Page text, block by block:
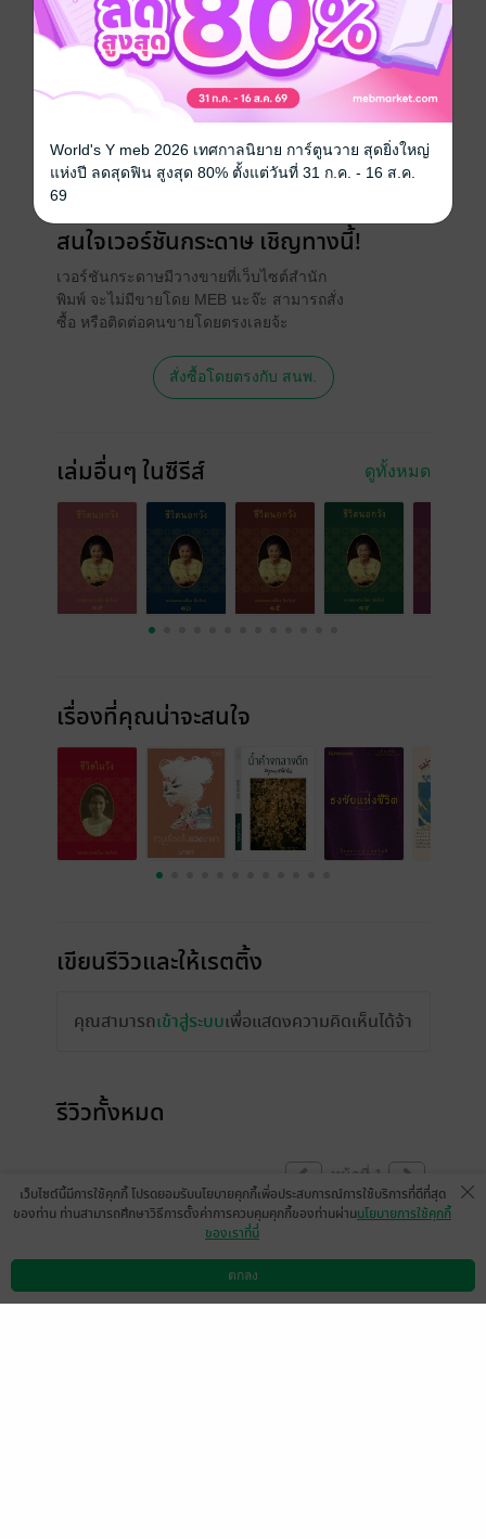
ซีรีส์ ชีวิตนอกวัง
ประเภทไฟล์ pdf, epub(สารบัญ)
วันที่วางขาย 01 ธันวาคม 2562
ความยาว 307 หน้า
สนใจเวอร์ชันกระดาษ เชิญทางนี้!
เวอร์ชันกระดาษมีวางขายที่เว็บไซต์สำนัก
พิมพ์ จะไม่มีขายโดย MEB นะจ๊ะ สามารถสั่ง
ซื้อ หรือติดต่อคนขายโดยตรงเลยจ้ะ
สั่งซื้อโดยตรงกับ สนพ.
เล่มอื่นๆ ในซีรีส์ ดูทั้งหมด
เรื่องที่คุณน่าจะสนใจ
เขียนรีวิวและให้เรตติ้ง
คุณสามารถเข้าสู่ระบบเพื่อแสดงความคิดเห็นได้จ้า
รีวิวทั้งหมด
หน้าที่ 1
ดาวน์โหลดแอป วิธีการใช้งาน ติดต่อเรา
เว็บไซต์นี้มีการใช้คุกกี้ โปรดยอมรับนโยบายคุกกี้เพื่อประสบการณ์การใช้บริการที่ดีที่สุด
ของท่าน ท่านสามารถศึกษาวิธีการตั้งค่าการควบคุมคุกกี้ของท่านผ่านนโยบายการใช้คุกกี้
ของเราที่นี่
ตกลง
World's Y meb 2026 เทศกาลนิยาย การ์ตูนวาย สุดยิ่งใหญ่
แห่งปี ลดสุดฟิน สูงสุด 80% ตั้งแต่วันที่ 31 ก.ค. - 16 ส.ค.
69